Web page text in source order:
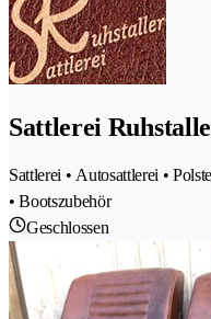
Sattlerei
Sattlerei • Autosattlerei •
• Bootszubehör
Geschlossen